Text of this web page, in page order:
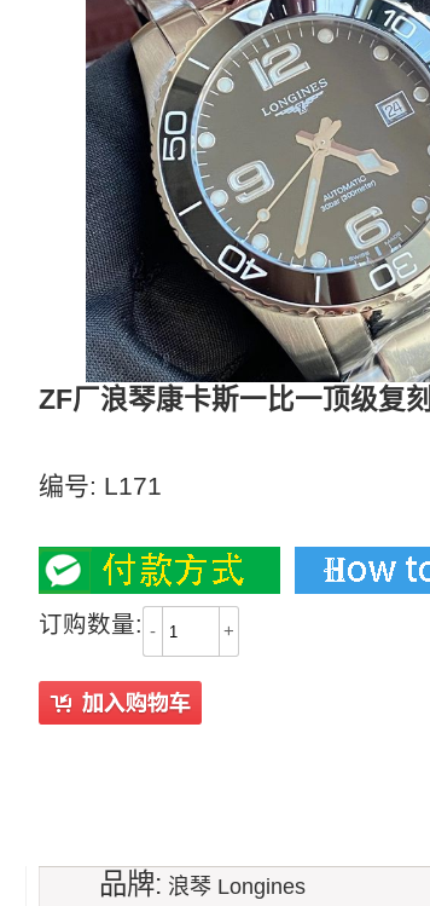
ZF厂浪琴康卡斯一比一顶级复
编号: L171
订购数量: - +
品牌: 浪琴 Longines